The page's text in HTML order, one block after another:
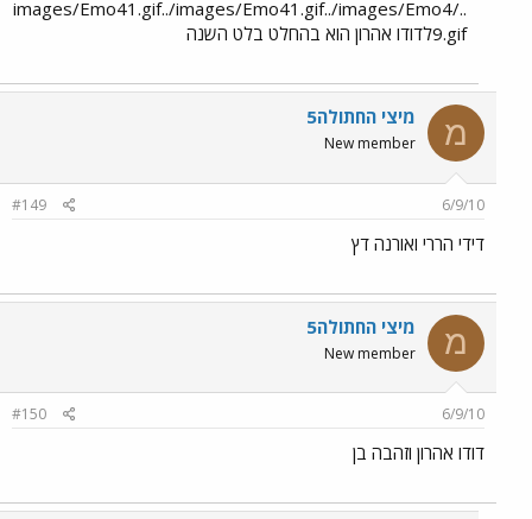
../images/Emo41.gif../images/Emo41.gif../images/Emo4
9.gifלדודו אהרון הוא בהחלט בלט השנה
מ מיצי החתולה5
New member
6/9/10
#149
דידי הררי ואורנה דץ
מ מיצי החתולה5
New member
6/9/10
#150
דודו אהרון וזהבה בן